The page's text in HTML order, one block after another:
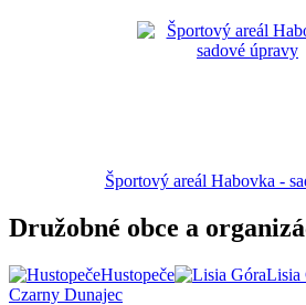
Športový areál Habovka -
Družobné obce a
Hustopeče
Lisia
Czarny Dunajec